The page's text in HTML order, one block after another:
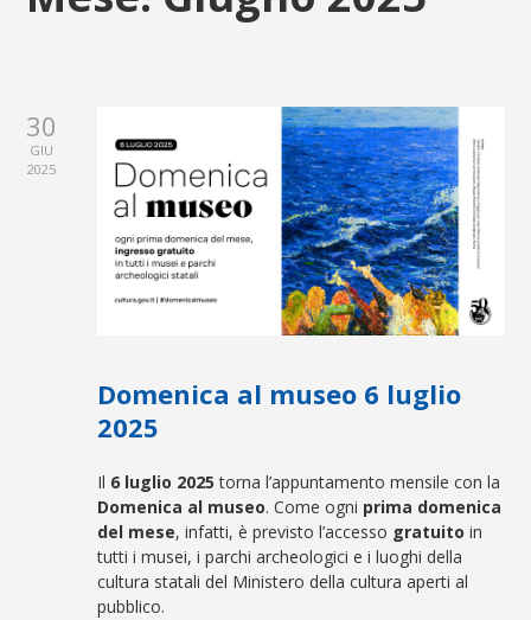
30
GIU
2025
Domenica al museo 6 luglio
2025
Il 6 luglio 2025 torna l’appuntamento mensile con la
Domenica al museo. Come ogni prima domenica
del mese, infatti, è previsto l’accesso gratuitoin
tutti i musei, i parchi archeologici e i luoghi della
cultura statali del Ministero della cultura aperti al
pubblico.